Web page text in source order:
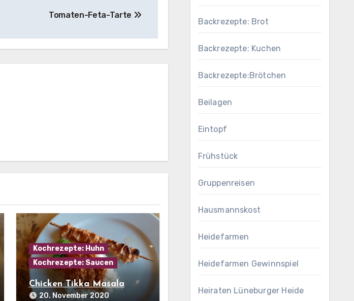
Tomaten-Feta-Tarte
Kochrezepte: Huhn
Kochrezepte: Saucen
Chicken Tikka Masala
20. November 2020
Backrezepte: Brot
Backrezepte: Kuchen
Backrezepte:Brötchen
Beilagen
Eintopf
Frühstück
Gruppenreisen
Hausmannskost
Heidefarmen
Heidefarmen Gewinnspiel
Heiraten Lüneburger Heide